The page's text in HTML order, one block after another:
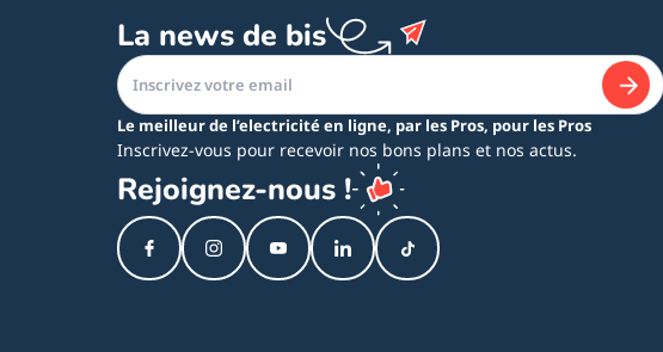
La news de bis
Le meilleur de l’electricité en ligne, par les Pros, pour les Pros
Inscrivez-vous pour recevoir nos bons plans et nos actus.
Rejoignez-nous !